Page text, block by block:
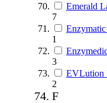
Emerald
7
1
3
EVLution
2
F